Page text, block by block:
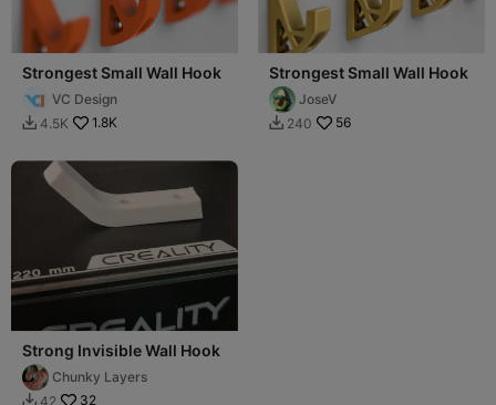
Strongest Small Wall Hook
VC Design
 4.5K 1.8K
Strongest Small Wall Hook
JoseV
 240 56
Strong Invisible Wall Hook
Chunky Layers
 42 32